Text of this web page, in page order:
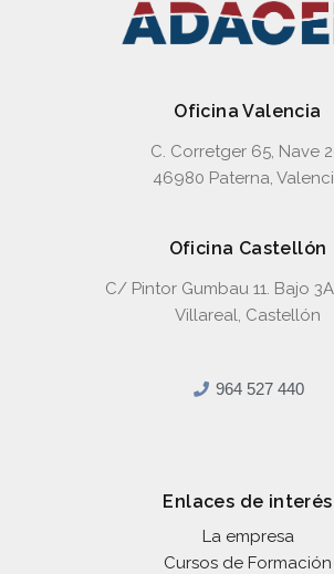
Oficina Valencia
C. Corretger 65, Nave
46980 Paterna,
Oficina Castellón
C/ Pintor Gumbau 11. Bajo
Villareal, Castellón
964 527 440
Enlaces de interés
La empresa
Cursos de Formación